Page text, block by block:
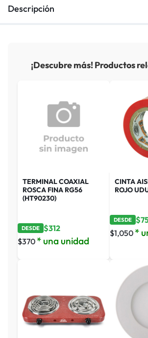
Descripción
¡Descubre más! Productos
TERMINAL COAXIAL
ROSCA FINA RG56
(HT90230)
DESDE $312
$370 * una unidad
CINTA
ROJO
DESDE $
$1,050 *